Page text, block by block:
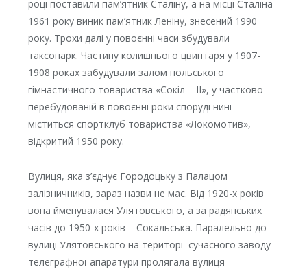
році поставили пам’ятник Сталіну, а на місці Сталіна
1961 року виник пам’ятник Леніну, знесений 1990
року. Трохи далі у повоєнні часи збудували
таксопарк. Частину колишнього цвинтаря у 1907-
1908 роках забудували залом польського
гімнастичного товариства «Сокіл – II», у частково
перебудованій в повоєнні роки споруді нині
міститься спортклуб товариства «Локомотив»,
відкритий 1950 року.
Вулиця, яка з’єднує Городоцьку з Палацом
залізничників, зараз назви не має. Від 1920-х років
вона йменувалася Улятовського, а за радянських
часів до 1950-х років – Сокальська. Паралельно до
вулиці Улятовського на території сучасного заводу
телеграфної апаратури пролягала вулиця